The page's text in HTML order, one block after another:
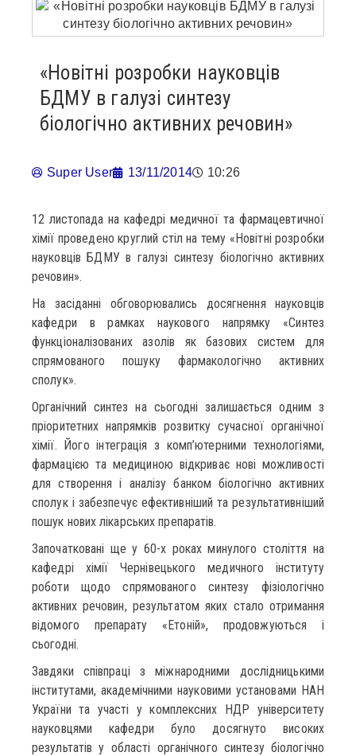
«Новітні розробки науковців
БДМУ в галузі синтезу
біологічно активних речовин»
Super User 13/11/2014 10:26
12 листопада на кафедрі медичної та фармацевтичної
хімії проведено круглий стіл на тему «Новітні розробки
науковців БДМУ в галузі синтезу біологічно активних
речовин».
На засіданні обговорювались досягнення науковців
кафедри в рамках наукового напрямку «Синтез
функціоналізованих азолів як базових систем для
спрямованого пошуку фармакологічно активних
сполук».
Органічний синтез на сьогодні залишається одним з
пріоритетних напрямків розвитку сучасної органічної
хімії. Його інтеграція з комп’ютерними технологіями,
фармацією та медициною відкриває нові можливості
для створення і аналізу банком біологічно активних
сполук і забезпечує ефективніший та результативніший
пошук нових лікарських препаратів.
Започатковані ще у 60-х роках минулого століття на
кафедрі хімії Чернівецького медичного інституту
роботи щодо спрямованого синтезу фізіологічно
активних речовин, результатом яких стало отримання
відомого препарату «Етоній», продовжуються і
сьогодні.
Завдяки співпраці з міжнародними дослідницькими
інститутами, академічними науковими установами НАН
України та участі у комплексних НДР університету
науковцями кафедри було досягнуто високих
результатів у області органічного синтезу біологічно